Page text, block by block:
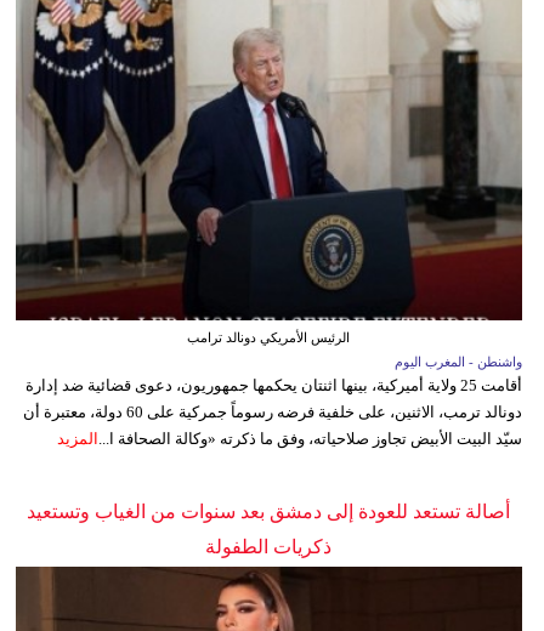
الرئيس الأمريكي دونالد ترامب
واشنطن - المغرب اليوم
أقامت 25 ولاية أميركية، بينها اثنتان يحكمها جمهوريون، دعوى قضائية ضد إدارة
دونالد ترمب، الاثنين، على خلفية فرضه رسوماً جمركية على 60 دولة، معتبرة أن
سيّد البيت الأبيض تجاوز صلاحياته، وفق ما ذكرته «وكالة الصحافة ا...
المزيد
أصالة تستعد للعودة إلى دمشق بعد سنوات من الغياب وتستعيد
ذكريات الطفولة